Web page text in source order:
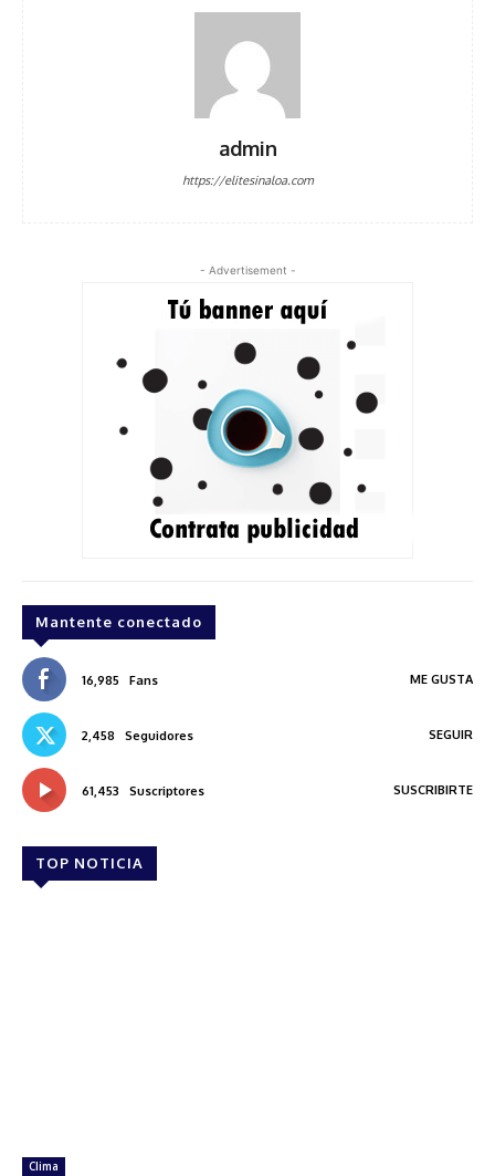
admin
https://elitesinaloa.com
- Advertisement -
Mantente conectado
16,985 Fans ME GUSTA
2,458 Seguidores SEGUIR
61,453 Suscriptores SUSCRIBIRTE
TOP NOTICIA
Clima